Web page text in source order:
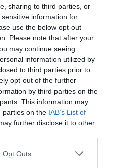
sharing to third parties, or
information for
use the below opt-out
Please note that after your
may continue seeing
information utilized by
to third parties prior to
opt-out of the further
by third parties on the
This information may
parties on the IAB’s List of
further disclose it to other
Opt Outs
que pot
que s’hi queda, el que
des d’aquí”, ha dit.
amb la participació
de Construcció de les
, i del president de
d'Obres de Catalunya,
la jornada, els